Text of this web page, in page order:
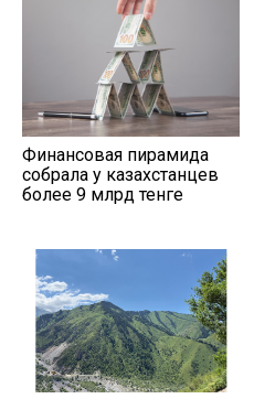
Финансовая пирамида
собрала у казахстанцев
более 9 млрд тенге